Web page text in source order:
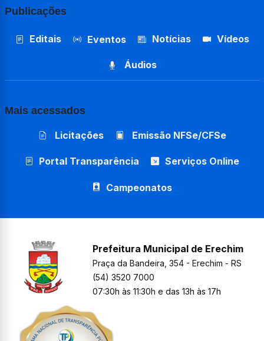
Publicações
Editais Eventos Notícias Vídeos
Áudios
Mais acessados
Licitações Emissão NFSe/CFSe
Portal Transparência Serviços Online
Campeonatos
Prefeitura Municipal de Erechim
Praça da Bandeira, 354 - Erechim - RS
(54) 3520 7000
07:30h às 11:30h e das 13h às 17h